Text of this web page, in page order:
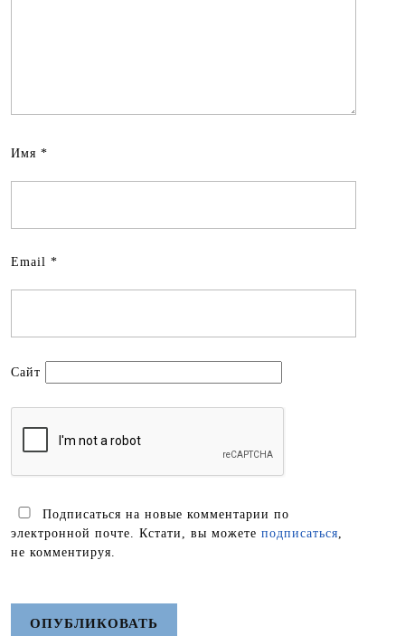
Имя *
Email *
Сайт
Подписаться на новые комментарии по
электронной почте. Кстати, вы можете подписаться,
не комментируя.